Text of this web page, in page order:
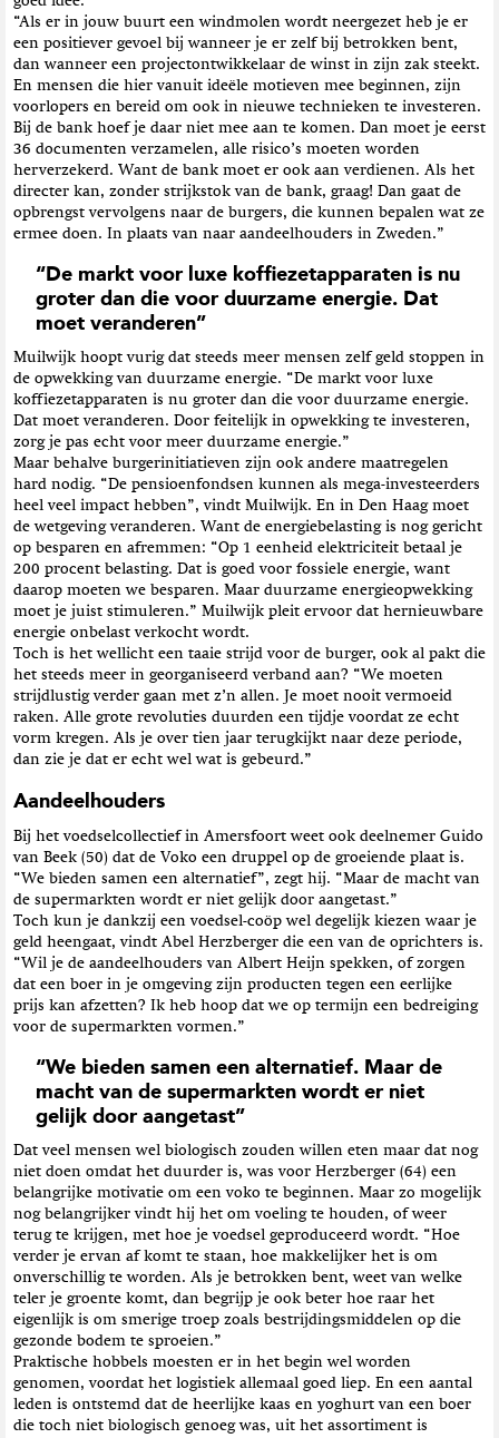
“Als er in jouw buurt een windmolen wordt neergezet heb je er
een positiever gevoel bij wanneer je er zelf bij betrokken bent,
dan wanneer een projectontwikkelaar de winst in zijn zak steekt.
En mensen die hier vanuit ideële motieven mee beginnen, zijn
voorlopers en bereid om ook in nieuwe technieken te investeren.
Bij de bank hoef je daar niet mee aan te komen. Dan moet je eerst
36 documenten verzamelen, alle risico’s moeten worden
herverzekerd. Want de bank moet er ook aan verdienen. Als het
directer kan, zonder strijkstok van de bank, graag! Dan gaat de
opbrengst vervolgens naar de burgers, die kunnen bepalen wat ze
ermee doen. In plaats van naar aandeelhouders in Zweden.”
“De markt voor luxe koffiezetapparaten is nu
groter dan die voor duurzame energie. Dat
moet veranderen”
Muilwijk hoopt vurig dat steeds meer mensen zelf geld stoppen in
de opwekking van duurzame energie. “De markt voor luxe
koffiezetapparaten is nu groter dan die voor duurzame energie.
Dat moet veranderen. Door feitelijk in opwekking te investeren,
zorg je pas echt voor meer duurzame energie.”
Maar behalve burgerinitiatieven zijn ook andere maatregelen
hard nodig. “De pensioenfondsen kunnen als mega-investeerders
heel veel impact hebben”, vindt Muilwijk. En in Den Haag moet
de wetgeving veranderen. Want de energiebelasting is nog gericht
op besparen en afremmen: “Op 1 eenheid elektriciteit betaal je
200 procent belasting. Dat is goed voor fossiele energie, want
daarop moeten we besparen. Maar duurzame energieopwekking
moet je juist stimuleren.” Muilwijk pleit ervoor dat hernieuwbare
energie onbelast verkocht wordt.
Toch is het wellicht een taaie strijd voor de burger, ook al pakt die
het steeds meer in georganiseerd verband aan? “We moeten
strijdlustig verder gaan met z’n allen. Je moet nooit vermoeid
raken. Alle grote revoluties duurden een tijdje voordat ze echt
vorm kregen. Als je over tien jaar terugkijkt naar deze periode,
dan zie je dat er echt wel wat is gebeurd.”
Aandeelhouders
Bij het voedselcollectief in Amersfoort weet ook deelnemer Guido
van Beek (50) dat de Voko een druppel op de groeiende plaat is.
“We bieden samen een alternatief”, zegt hij. “Maar de macht van
de supermarkten wordt er niet gelijk door aangetast.”
Toch kun je dankzij een voedsel-coöp wel degelijk kiezen waar je
geld heengaat, vindt Abel Herzberger die een van de oprichters is.
“Wil je de aandeelhouders van Albert Heijn spekken, of zorgen
dat een boer in je omgeving zijn producten tegen een eerlijke
prijs kan afzetten? Ik heb hoop dat we op termijn een bedreiging
voor de supermarkten vormen.”
“We bieden samen een alternatief. Maar de
macht van de supermarkten wordt er niet
gelijk door aangetast”
Dat veel mensen wel biologisch zouden willen eten maar dat nog
niet doen omdat het duurder is, was voor Herzberger (64) een
belangrijke motivatie om een voko te beginnen. Maar zo mogelijk
nog belangrijker vindt hij het om voeling te houden, of weer
terug te krijgen, met hoe je voedsel geproduceerd wordt. “Hoe
verder je ervan af komt te staan, hoe makkelijker het is om
onverschillig te worden. Als je betrokken bent, weet van welke
teler je groente komt, dan begrijp je ook beter hoe raar het
eigenlijk is om smerige troep zoals bestrijdingsmiddelen op die
gezonde bodem te sproeien.”
Praktische hobbels moesten er in het begin wel worden
genomen, voordat het logistiek allemaal goed liep. En een aantal
leden is ontstemd dat de heerlijke kaas en yoghurt van een boer
die toch niet biologisch genoeg was, uit het assortiment is